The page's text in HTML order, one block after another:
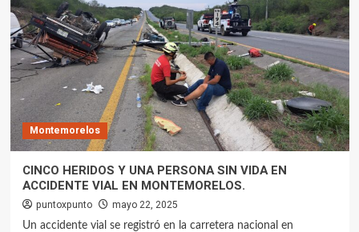
Montemorelos
CINCO HERIDOS Y UNA PERSONA SIN VIDA EN
ACCIDENTE VIAL EN MONTEMORELOS.
puntoxpunto mayo 22, 2025
Un accidente vial se registró en la carretera nacional en